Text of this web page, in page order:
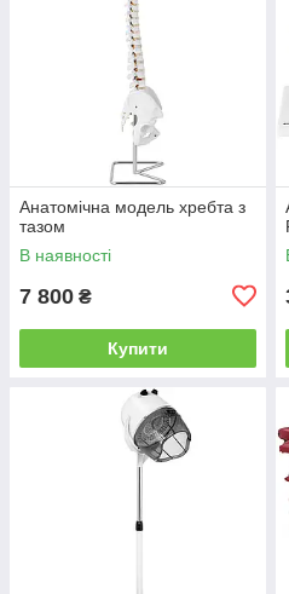
Анатомічна модель хребта з
тазом
В наявності
7 800 ₴
Купити